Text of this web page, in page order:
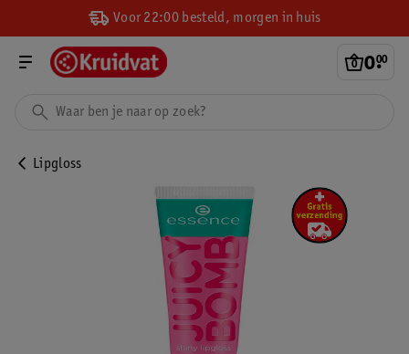
Voor 22:00 besteld, morgen in huis
0.
00
Lipgloss